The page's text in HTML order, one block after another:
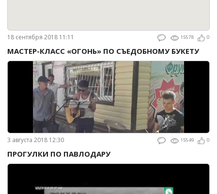
18 сентября 2018 11:11 15578 0
МАСТЕР-КЛАСС «ОГОНЬ» ПО СЪЕДОБНОМУ БУКЕТУ
3 августа 2018 12:30 15549 0
ПРОГУЛКИ ПО ПАВЛОДАРУ